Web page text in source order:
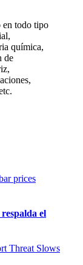
en todo tipo
química,
de
el